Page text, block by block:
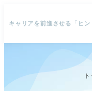
キャリアを前進させる「ヒン